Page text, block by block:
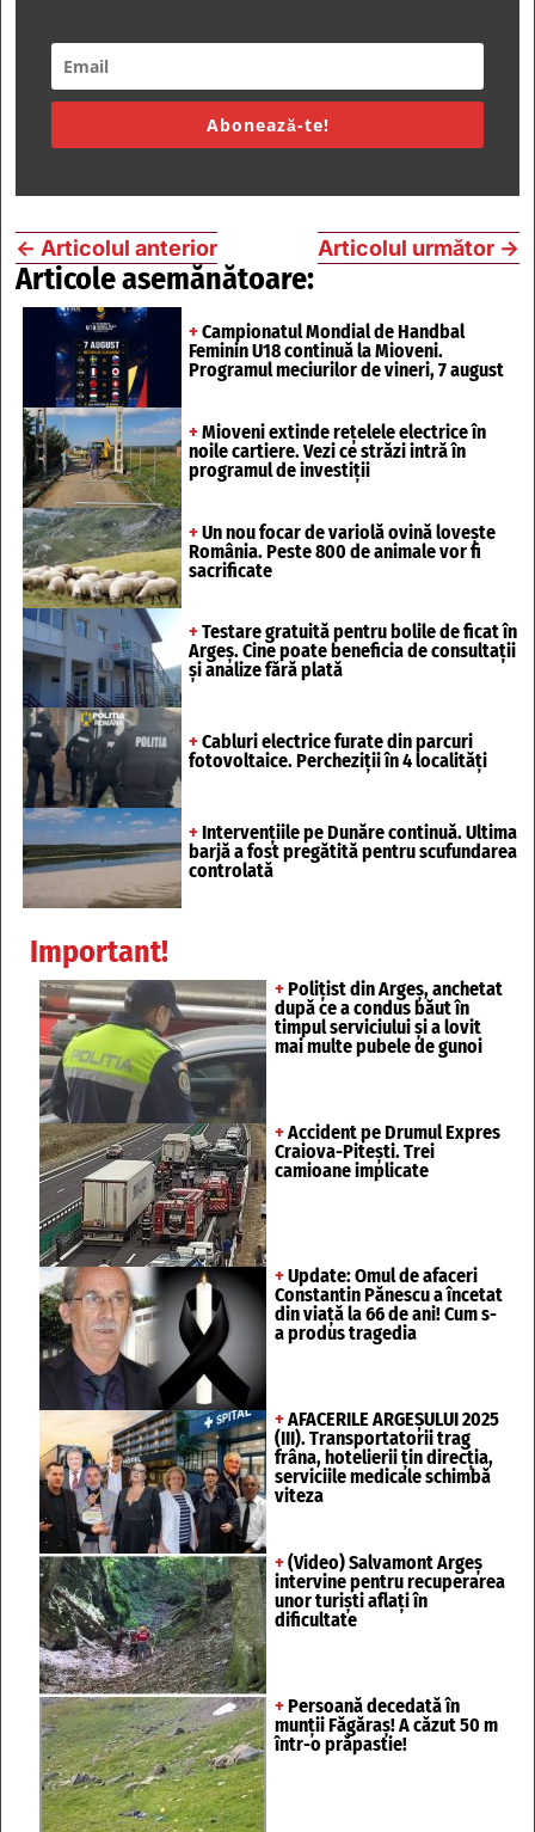
Abonează-te!
← Articolul anterior Articolul următor →
Articole asemănătoare:
+ Campionatul Mondial de Handbal
Feminin U18 continuă la Mioveni.
Programul meciurilor de vineri, 7 august
+ Mioveni extinde rețelele electrice în
noile cartiere. Vezi ce străzi intră în
programul de investiții
+ Un nou focar de variolă ovină lovește
România. Peste 800 de animale vor fi
sacrificate
+ Testare gratuită pentru bolile de ficat în
Argeș. Cine poate beneficia de consultații
și analize fără plată
+ Cabluri electrice furate din parcuri
fotovoltaice. Percheziții în 4 localități
+ Intervențiile pe Dunăre continuă. Ultima
barjă a fost pregătită pentru scufundarea
controlată
Important!
+ Polițist din Argeș, anchetat
după ce a condus băut în
timpul serviciului și a lovit
mai multe pubele de gunoi
+ Accident pe Drumul Expres
Craiova-Pitești. Trei
camioane implicate
+ Update: Omul de afaceri
Constantin Pănescu a încetat
din viață la 66 de ani! Cum s-
a produs tragedia
+ AFACERILE ARGEȘULUI 2025
(III). Transportatorii trag
frâna, hotelierii țin direcția,
serviciile medicale schimbă
viteza
+ (Video) Salvamont Argeș
intervine pentru recuperarea
unor turişti aflaţi în
dificultate
+ Persoană decedată în
munții Făgăraș! A căzut 50 m
într-o prăpastie!